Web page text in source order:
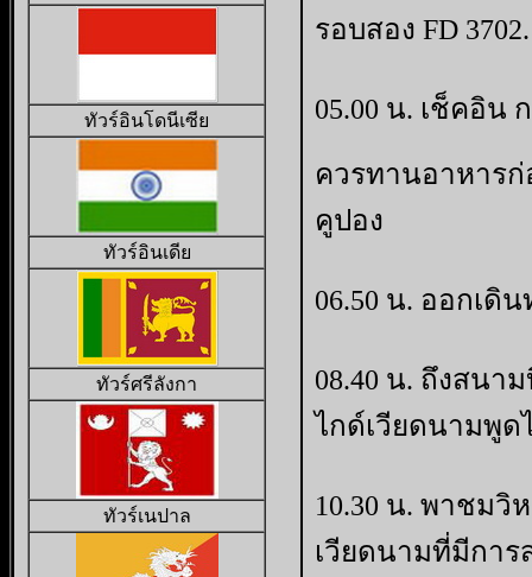
ทัวร์อินโดนีเซีย
ทัวร์อินเดีย
ทัวร์ศรีลังกา
ทัวร์เนปาล
รอบสอง FD
05.00 น. เช็คอิน
ควรทานอาหาร
คูปอง
06.50 น. ออกเดิ
08.40 น. ถึงสนา
ไกด์เวียดนามพูด
10.30 น. พาชม
เวียดนามที่มีการ